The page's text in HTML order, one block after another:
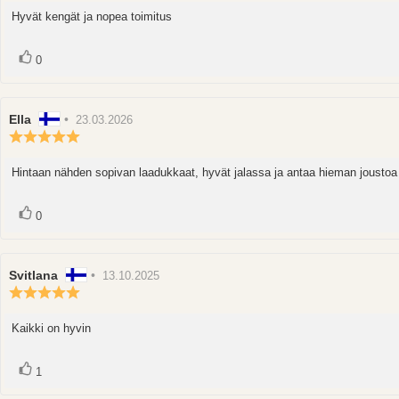
5:sta
Arvostelun
Hyvät kengät ja nopea toimitus
Äänestä
0
Arvostelun
kirjoittaja:
Ella •
Arvostelun
päivämäärä:
23.03.2026
5:sta
Arvostelun
Hintaan nähden sopivan laadukkaat, hyvät jalassa ja antaa hieman joustoa
Äänestä
0
Arvostelun
kirjoittaja:
Svitlana •
Arvostelun
13.10.2025
5:sta
Arvostelun
Kaikki on hyvin
Äänestä
1